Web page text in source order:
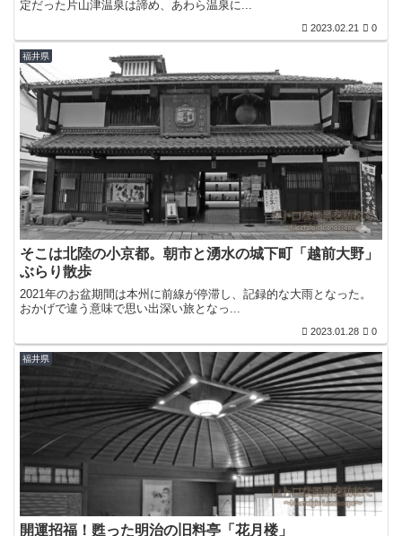
定だった片山津温泉は諦め、あわら温泉に...
2023.02.21 0
福井県
そこは北陸の小京都。朝市と湧水の城下町「越前大野」
ぶらり散歩
2021年のお盆期間は本州に前線が停滞し、記録的な大雨となった。
おかげで違う意味で思い出深い旅となっ...
2023.01.28 0
福井県
開運招福！甦った明治の旧料亭「花月楼」